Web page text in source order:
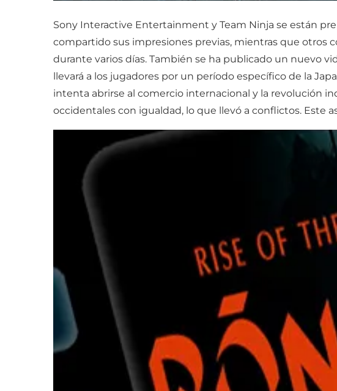
Sony Interactive Entertainment y Team Ninja se están
compartido sus impresiones previas, mientras que otros
durante varios días. También se ha publicado un nuevo
llevará a los jugadores por un período específico de la
intenta abrirse al comercio internacional y la revolución
occidentales con igualdad, lo que llevó a conflictos. Este